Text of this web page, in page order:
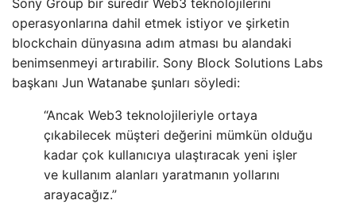
Sony Group bir süredir Web3 teknolojilerini
operasyonlarına dahil etmek istiyor ve şirketin
blockchain dünyasına adım atması bu alandaki
benimsenmeyi artırabilir. Sony Block Solutions Labs
başkanı Jun Watanabe şunları söyledi:
“Ancak Web3 teknolojileriyle ortaya
çıkabilecek müşteri değerini mümkün olduğu
kadar çok kullanıcıya ulaştıracak yeni işler
ve kullanım alanları yaratmanın yollarını
arayacağız.”